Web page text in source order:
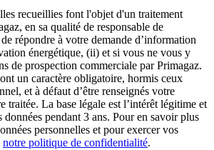
recueillies font l'objet d'un traitement
en sa qualité de responsable de
répondre à votre demande d’information
énergétique, (ii) et si vous ne vous y
de prospection commerciale par Primagaz.
un caractère obligatoire, hormis ceux
et à défaut d’être renseignés votre
traitée. La base légale est l’intérêt légitime et
données pendant 3 ans. Pour en savoir plus
personnelles et pour exercer vos
notre politique de confidentialité.